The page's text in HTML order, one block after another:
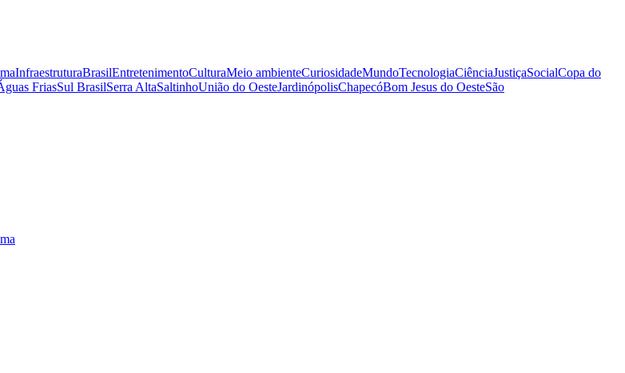
InfraestruturaBrasilEntretenimentoCulturaMeio ambienteCuriosidadeMundoTecnologiaCiênciaJustiçaSocialCopa do
FriasSul BrasilSerra AltaSaltinhoUnião do OesteJardinópolisChapecóBom Jesus do OesteSão